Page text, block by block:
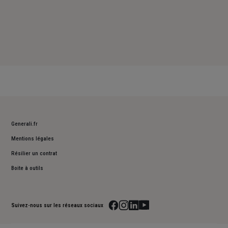
Generali.fr
Mentions légales
Résilier un contrat
Boite à outils
Suivez-nous sur les réseaux sociaux